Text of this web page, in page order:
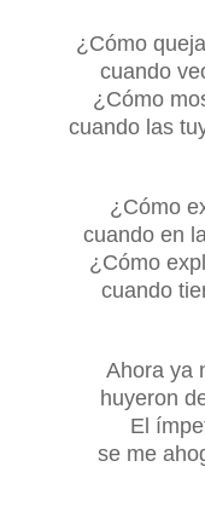
¿Cómo
cuando
¿Cómo
cuando las
¿Cómo
cuando en
¿Cómo
cuando
Ahora ya
huyeron
El
se me